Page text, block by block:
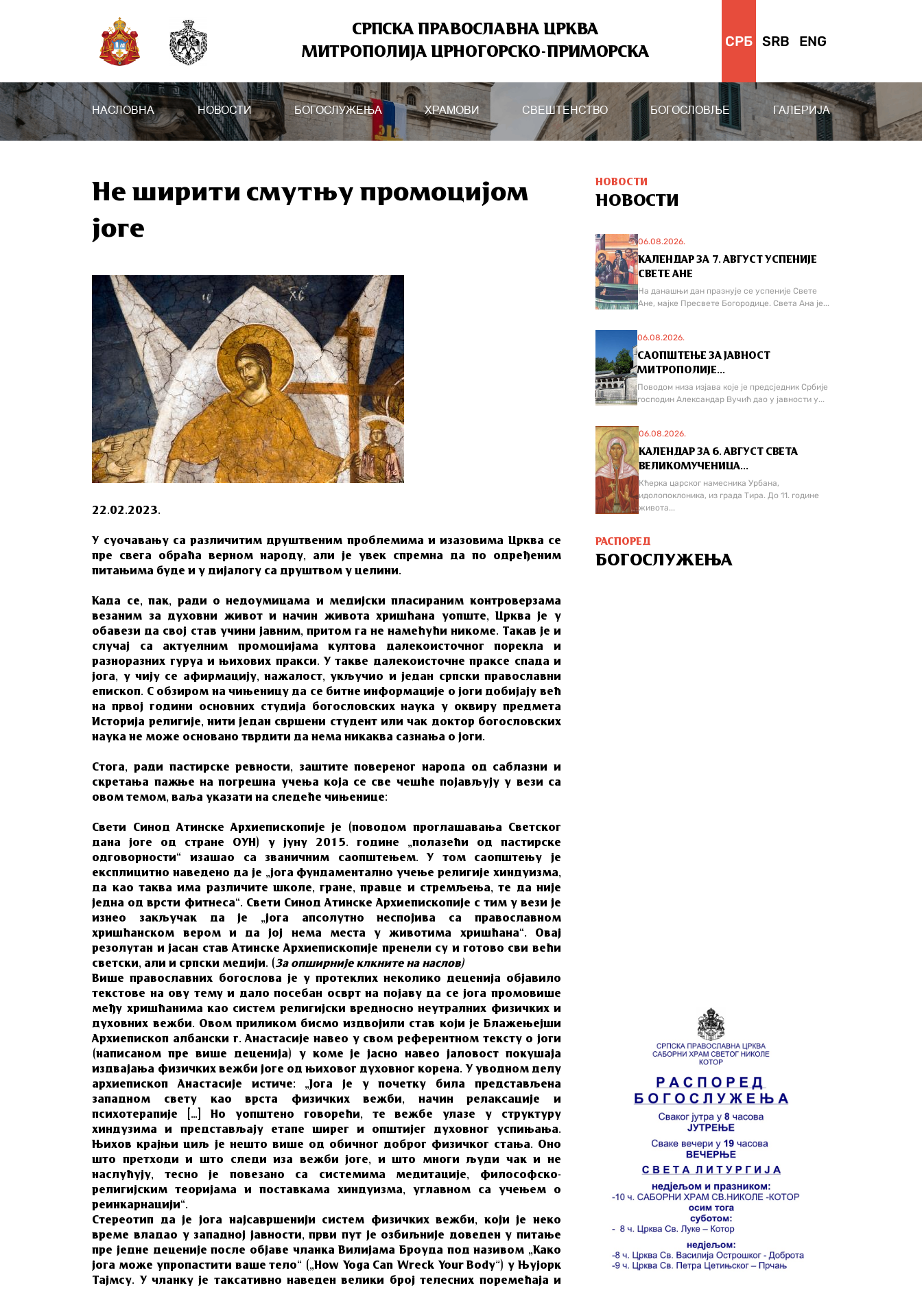
СРПСКА ПРАВОСЛАВНА ЦРКВА
МИТРОПОЛИЈА ЦРНОГОРСКО-ПРИМОРСКА
СРБ SRB ENG
НАСЛОВНА НОВОСТИ БОГОСЛУЖЕЊА ХРАМОВИ СВЕШТЕНСТВО БОГОСЛОВЉЕ ГАЛЕРИЈА
Не ширити смутњу промоцијом
јоге
22.02.2023.
У суочавању са различитим друштвеним проблемима и изазовима Црква се
пре свега обраћа верном народу, али је увек спремна да по одређеним
питањима буде и у дијалогу са друштвом у целини.
Када се, пак, ради о недоумицама и медијски пласираним контроверзама
везаним за духовни живот и начин живота хришћана уопште, Црква је у
обавези да свој став учини јавним, притом га не намећући никоме. Такав је и
случај са актуелним промоцијама култова далекоисточног порекла и
разноразних гуруа и њихових пракси. У такве далекоисточне праксе спада и
јога, у чију се афирмацију, нажалост, укључио и један српски православни
епископ. С обзиром на чињеницу да се битне информације о јоги добијају већ
на првој години основних студија богословских наука у оквиру предмета
Историја религије, нити један свршени студент или чак доктор богословских
наука не може основано тврдити да нема никаква сазнања о јоги.
Стога, ради пастирске ревности, заштите повереног народа од саблазни и
скретања пажње на погрешна учења која се све чешће појављују у вези са
овом темом, ваља указати на следеће чињенице:
Свети Синод Атинске Архиепископије је (поводом проглашавања Светског
дана јоге од стране ОУН) у јуну 2015. године „полазећи од пастирске
одговорности“ изашао са званичним саопштењем. У том саопштењу је
експлицитно наведено да је „јога фундаментално учење религије хиндуизма,
да као таква има различите школе, гране, правце и стремљења, те да није
једна од врсти фитнеса“. Свети Синод Атинске Архиепископије с тим у вези је
изнео закључак да је „јога апсолутно неспојива са православном
хришћанском вером и да јој нема места у животима хришћана“. Овај
резолутан и јасан став Атинске Архиепископије пренели су и готово сви већи
светски, али и српски медији. (За опширније клкните на наслов)
Више православних богослова је у протеклих неколико деценија објавило
текстове на ову тему и дало посебан осврт на појаву да се јога промовише
међу хришћанима као систем религијски вредносно неутралних физичких и
духовних вежби. Овом приликом бисмо издвојили став који је Блажењејши
Архиепископ албански г. Анастасије навео у свом референтном тексту о јоги
(написаном пре више деценија) у коме је јасно навео јаловост покушаја
издвајања физичких вежби јоге од њиховог духовног корена. У уводном делу
архиепископ Анастасије истиче: „Јога је у почетку била представљена
западном свету као врста физичких вежби, начин релаксације и
психотерапије […] Но уопштено говорећи, те вежбе улазе у структуру
хиндузима и представљају етапе ширег и општијег духовног успињања.
Њихов крајњи циљ је нешто више од обичног доброг физичког стања. Оно
што претходи и што следи иза вежби јоге, и што многи људи чак и не
наслућују, тесно је повезано са системима медитације, философско-
религијским теоријама и поставкама хиндуизма, углавном са учењем о
реинкарнацији“.
Стереотип да је јога најсавршенији систем физичких вежби, који је неко
време владао у западној јавности, први пут је озбиљније доведен у питање
пре једне деценије после објаве чланка Вилијама Броуда под називом „Како
јога може упропастити ваше тело“ („How Yoga Can Wreck Your Body”) у Њујорк
Тајмсу. У чланку је таксативно наведен велики број телесних поремећаја и
НОВОСТИ
НОВОСТИ
06.08.2026.
КАЛЕНДАР ЗА 7. АВГУСТ УСПЕНИЈЕ
СВЕТЕ АНЕ
На данашњи дан празнује се успеније Свете
Ане, мајке Пресвете Богородице. Света Ана је...
06.08.2026.
САОПШТЕЊЕ ЗА ЈАВНОСТ
МИТРОПОЛИЈЕ...
Поводом низа изјава које је предсједник Србије
господин Александар Вучић дао у јавности у...
06.08.2026.
КАЛЕНДАР ЗА 6. АВГУСТ СВЕТА
ВЕЛИКОМУЧЕНИЦА...
Кћерка царског намесника Урбана,
идолопоклоника, из града Тира. До 11. године
живота...
РАСПОРЕД
БОГОСЛУЖЕЊА